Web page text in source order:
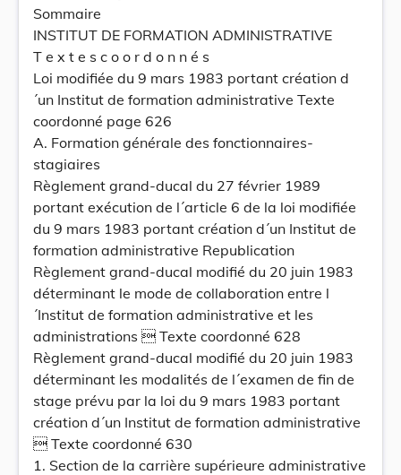
Sommaire
INSTITUT DE FORMATION ADMINISTRATIVE
T e x t e s c o o r d o n n é s
Loi modifiée du 9 mars 1983 portant création d
´un Institut de formation administrative Texte
coordonné page 626
A. Formation générale des fonctionnaires-
stagiaires
Règlement grand-ducal du 27 février 1989
portant exécution de l´article 6 de la loi modifiée
du 9 mars 1983 portant création d´un Institut de
formation administrative Republication
Règlement grand-ducal modifié du 20 juin 1983
déterminant le mode de collaboration entre l
´Institut de formation administrative et les
administrations  Texte coordonné 628
Règlement grand-ducal modifié du 20 juin 1983
déterminant les modalités de l´examen de fin de
stage prévu par la loi du 9 mars 1983 portant
création d´un Institut de formation administrative
 Texte coordonné 630
1. Section de la carrière supérieure administrative